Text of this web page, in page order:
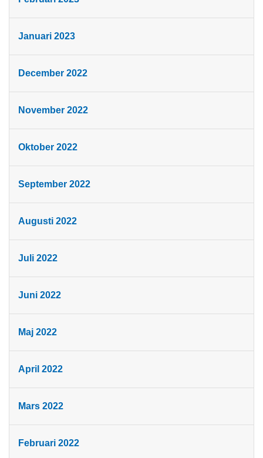
Januari 2023
December 2022
November 2022
Oktober 2022
September 2022
Augusti 2022
Juli 2022
Juni 2022
Maj 2022
April 2022
Mars 2022
Februari 2022